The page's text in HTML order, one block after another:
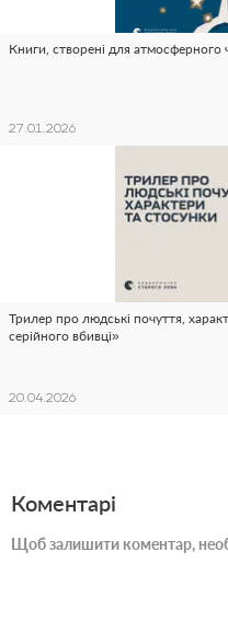
Книги, створені для атмосферного
27.01.2026
Трилер про людські почуття,
серійного вбивці»
20.04.2026
Коментарі
Щоб залишити коментар,